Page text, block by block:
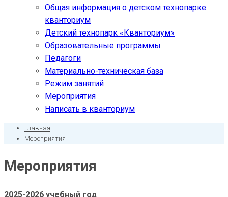
Общая информация о детском технопарке
кванториум
Детский технопарк «Кванториум»
Образовательные программы
Педагоги
Материально-техническая база
Режим занятий
Мероприятия
Написать в кванториум
Главная
Мероприятия
Мероприятия
2025-2026 учебный год